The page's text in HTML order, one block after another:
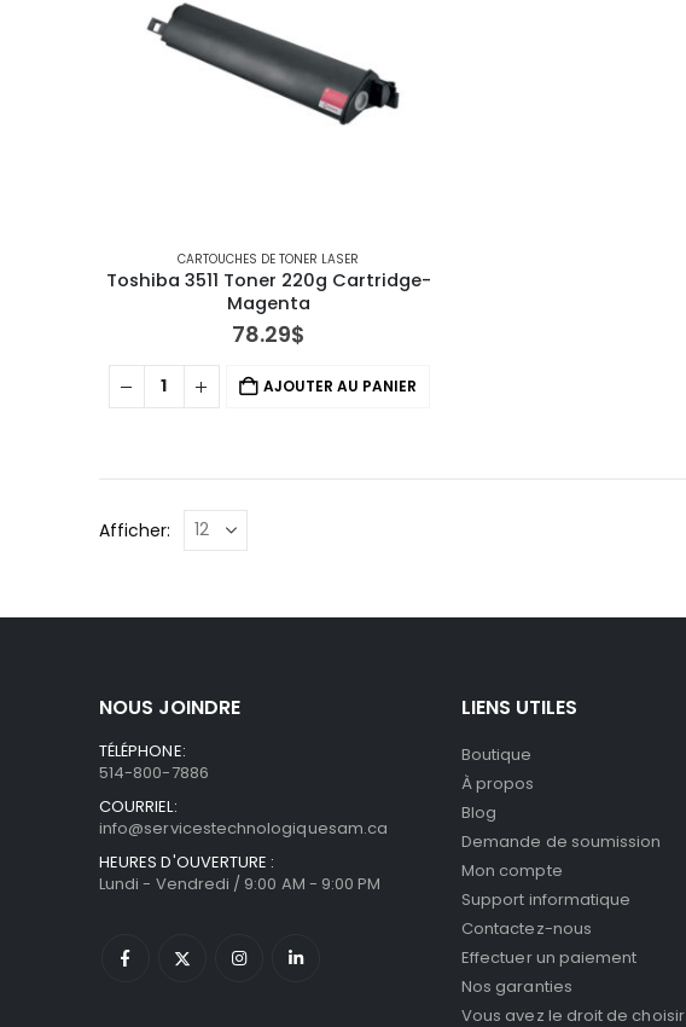
CARTOUCHES DE TONER LASER
Toshiba 3511 Toner 220g Cartridge-
Magenta
78.29$
AJOUTER AU PANIER
Afficher:
NOUS JOINDRE
TÉLÉPHONE:
514-800-7886
COURRIEL:
info@servicestechnologiquesam.ca
HEURES D'OUVERTURE :
Lundi - Vendredi / 9:00 AM - 9:00 PM
LIENS UTILES
Boutique
À propos
Blog
Demande de soumission
Mon compte
Support informatique
Contactez-nous
Effectuer un paiement
Nos garanties
Vous avez le droit de choisir